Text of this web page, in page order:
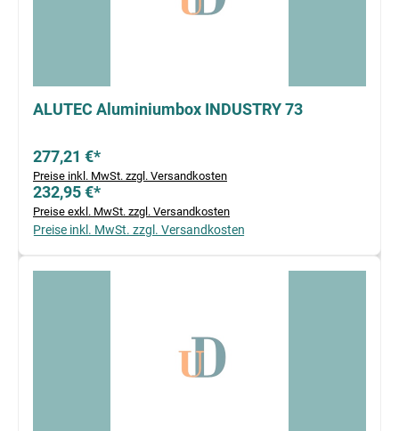
ALUTEC Aluminiumbox INDUSTRY 73
277,21 €*
Preise inkl. MwSt. zzgl. Versandkosten
232,95 €*
Preise exkl. MwSt. zzgl. Versandkosten
Preise inkl. MwSt. zzgl. Versandkosten